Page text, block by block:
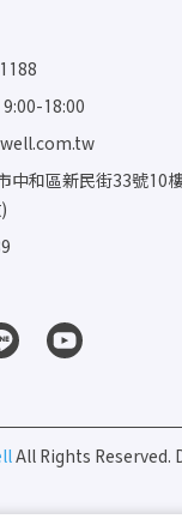
18:00
中和區新民街33號10
All Rights Reserved.